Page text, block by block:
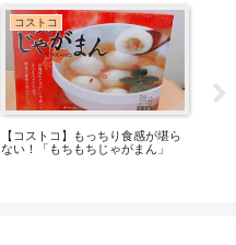
コストコ
【コストコ】もっちり食感が堪ら
ない！「もちもちじゃがまん」